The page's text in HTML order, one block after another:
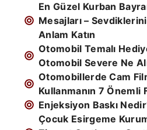
En Güzel Kurban
Mesajları –
Anlam Katın
Otomobil Temalı
Otomobil Severe Ne
Otomobillerde Cam
Kullanmanın 7 Önemli
Enjeksiyon Baskı
Çocuk Esirgeme